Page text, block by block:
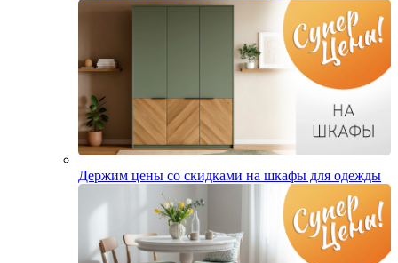
Держим цены со скидками на шкафы для одежды